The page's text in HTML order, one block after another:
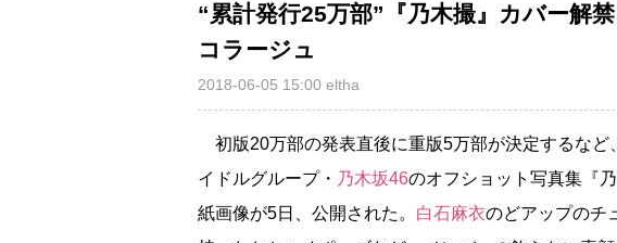
“累計発行25万部”『乃木撮』カバー解
コラージュ
2018-06-05 15:00 eltha
初版20万部の発表直後に重版5万部が決定するなど
イドルグループ・ 乃木坂46のオフショット写真集『
紙画像が5日、公開された。 白石麻衣のどアップのチ